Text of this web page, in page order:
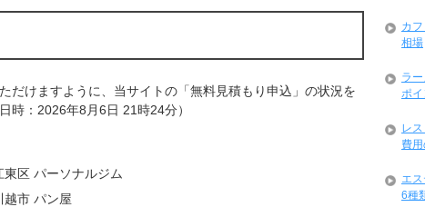
だけますように、当サイトの「無料見積もり申込」の状況を
時：2026年8月6日 21時24分）
区 パーソナルジム
越市 パン屋
カ
相場
ラ
ポ
レ
費用
エ
6種